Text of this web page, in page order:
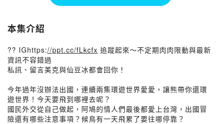
本集介紹
?? IGhttps://ppt.cc/fLkcfx 追蹤起來～不定期肉肉限動與最新
資訊不容錯過
私訊、留言美克與仙豆冰都會回你！
今年過年沒辦法出國，連續兩集環遊世界愛愛，讓熊帶你還環
遊世界！今天要飛到哪裡去呢？
國民外交從自己做起，阿鳩的情人們最後都愛上台灣，出國冒
險還有哪些注意事項？候鳥有一天飛累了要往哪停靠？